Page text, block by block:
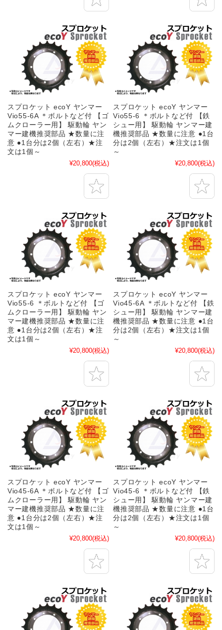
スプロケット ecoY ヤンマー
Vio55-6A ＊ボルトなど付 【ゴ
ムクローラー用】 駆動輪 ヤン
マー建機推奨部品 ★数量に注
意 ●1台分は2個（左右）★注
文は1個～
¥20,800(税込)
スプロケット ecoY ヤンマー
Vio55-6 ＊ボルトなど付 【鉄
シュー用】 駆動輪 ヤンマー建
機推奨部品 ★数量に注意 ●1台
分は2個（左右）★注文は1個
～
¥20,800(税込)
スプロケット ecoY ヤンマー
Vio55-6 ＊ボルトなど付 【ゴ
ムクローラー用】 駆動輪 ヤン
マー建機推奨部品 ★数量に注
意 ●1台分は2個（左右）★注
文は1個～
¥20,800(税込)
スプロケット ecoY ヤンマー
Vio45-6A ＊ボルトなど付 【鉄
シュー用】 駆動輪 ヤンマー建
機推奨部品 ★数量に注意 ●1台
分は2個（左右）★注文は1個
～
¥20,800(税込)
スプロケット ecoY ヤンマー
Vio45-6A ＊ボルトなど付 【ゴ
ムクローラー用】 駆動輪 ヤン
マー建機推奨部品 ★数量に注
意 ●1台分は2個（左右）★注
文は1個～
¥20,800(税込)
スプロケット ecoY ヤンマー
Vio45-6 ＊ボルトなど付 【鉄
シュー用】 駆動輪 ヤンマー建
機推奨部品 ★数量に注意 ●1台
分は2個（左右）★注文は1個
～
¥20,800(税込)